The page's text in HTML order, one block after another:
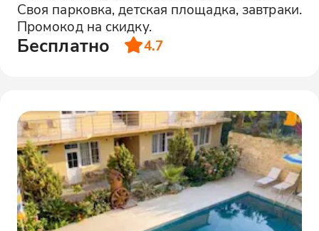
Своя парковка, детская площадка, завтраки.
Промокод на скидку.
Бесплатно 4.7